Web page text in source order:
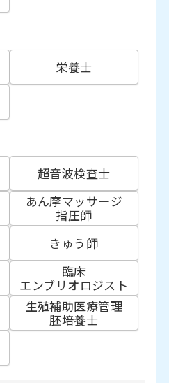
栄養士
超音波検査士
あん摩マッサージ
指圧師
きゅう師
臨床
エンブリオロジスト
生殖補助医療管理
胚培養士